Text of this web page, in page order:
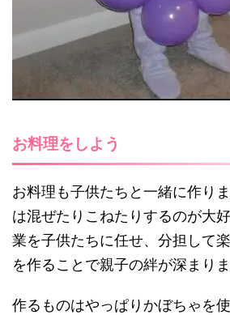
お料理をしよう
お料理も子供たちと一緒に作り
は混ぜたりこねたりするのが大
業を子供たちに任せ、分担して
を作ることで親子の絆が深まりま
作るものはやっぱりかぼちゃを